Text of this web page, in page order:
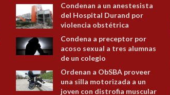
Condenan a un anestesista
del Hospital Durand por
violencia obstétrica
Condena a preceptor por
acoso sexual a tres alumnas
de un colegio
Ordenan a ObSBA proveer
una silla motorizada a un
joven con distrofia muscular